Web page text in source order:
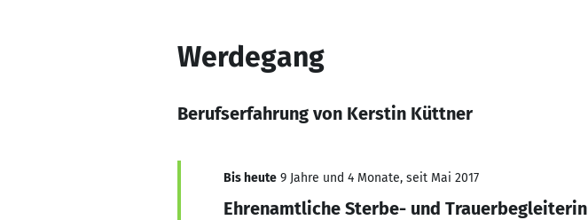
Werdegang
Berufserfahrung von Kerstin Küttner
Bis heute 9 Jahre und 4 Monate, seit Mai 2017
Ehrenamtliche Sterbe- und Trauerbegleiterin